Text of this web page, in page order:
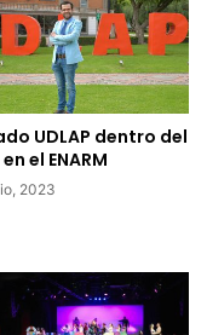
UDLAP dentro del
el ENARM
2023